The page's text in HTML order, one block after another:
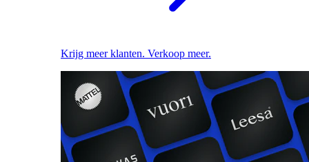
Krijg meer klanten. Verkoop meer.